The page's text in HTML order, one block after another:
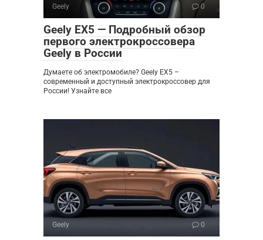
Geely 0
Geely EX5 — Подробный обзор
первого электрокроссовера
Geely в России
Думаете об электромобиле? Geely EX5 –
современный и доступный электрокроссовер для
России! Узнайте все
Geely 0